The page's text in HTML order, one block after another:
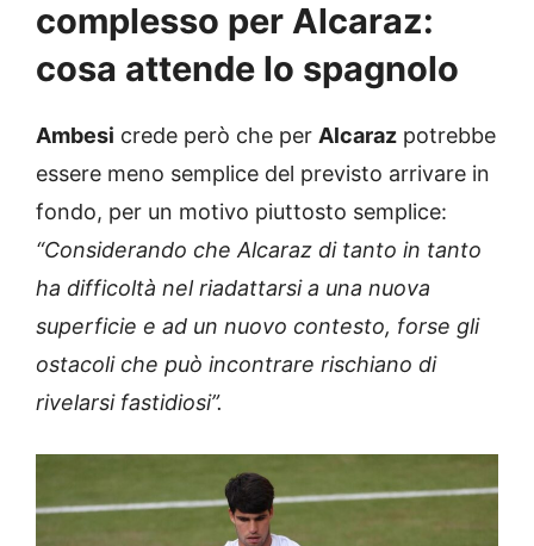
complesso per Alcaraz:
cosa attende lo spagnolo
Ambesi crede però che per Alcaraz potrebbe
essere meno semplice del previsto arrivare in
fondo, per un motivo piuttosto semplice:
“Considerando che Alcaraz di tanto in tanto
ha difficoltà nel riadattarsi a una nuova
superficie e ad un nuovo contesto, forse gli
ostacoli che può incontrare rischiano di
rivelarsi fastidiosi”.